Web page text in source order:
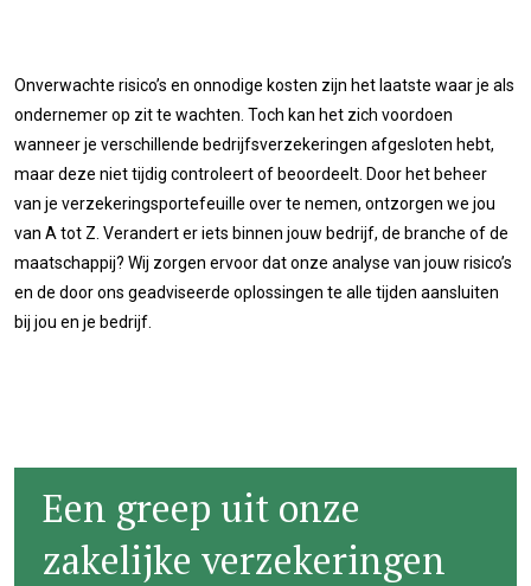
Onverwachte risico’s en onnodige kosten zijn het laatste waar je als
ondernemer op zit te wachten. Toch kan het zich voordoen
wanneer je verschillende bedrijfsverzekeringen afgesloten hebt,
maar deze niet tijdig controleert of beoordeelt. Door het beheer
van je verzekeringsportefeuille over te nemen, ontzorgen we jou
van A tot Z. Verandert er iets binnen jouw bedrijf, de branche of de
maatschappij? Wij zorgen ervoor dat onze analyse van jouw risico’s
en de door ons geadviseerde oplossingen te alle tijden aansluiten
bij jou en je bedrijf.
Een greep uit onze
zakelijke verzekeringen